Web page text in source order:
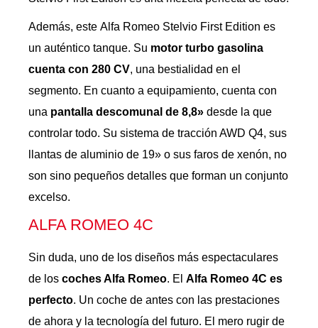
Además, este Alfa Romeo Stelvio First Edition es
un auténtico tanque. Su motor turbo gasolina
cuenta con 280 CV, una bestialidad en el
segmento. En cuanto a equipamiento, cuenta con
una pantalla descomunal de 8,8» desde la que
controlar todo. Su sistema de tracción AWD Q4, sus
llantas de aluminio de 19» o sus faros de xenón, no
son sino pequeños detalles que forman un conjunto
excelso.
ALFA ROMEO 4C
Sin duda, uno de los diseños más espectaculares
de los coches Alfa Romeo. El Alfa Romeo 4C es
perfecto. Un coche de antes con las prestaciones
de ahora y la tecnología del futuro. El mero rugir de